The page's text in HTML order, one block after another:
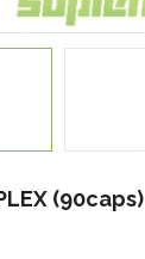
(90caps)